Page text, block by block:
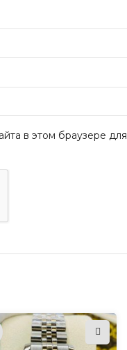
в этом браузере для